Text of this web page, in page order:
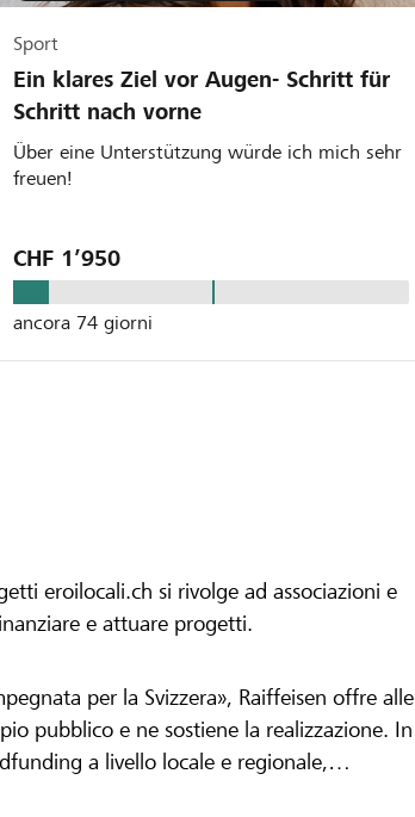
Sport
Ein klares Ziel vor Augen- Schritt für
Schritt nach vorne
Über eine Unterstützung würde ich mich sehr
freuen!
CHF 1’950
ancora 74 giorni
eroilocali.ch si rivolge ad associazioni e
e attuare progetti.
per la Svizzera», Raiffeisen offre alle
pubblico e ne sostiene la realizzazione. In
a livello locale e regionale,